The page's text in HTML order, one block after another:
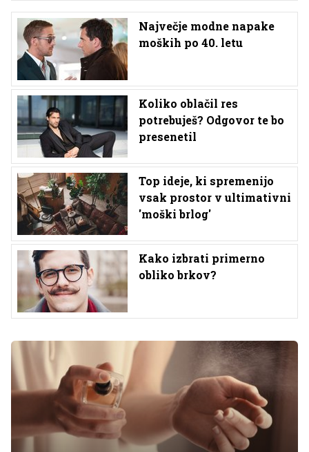
Največje modne napake
moških po 40. letu
Koliko oblačil res
potrebuješ? Odgovor te bo
presenetil
Top ideje, ki spremenijo
vsak prostor v ultimativni
'moški brlog'
Kako izbrati primerno
obliko brkov?